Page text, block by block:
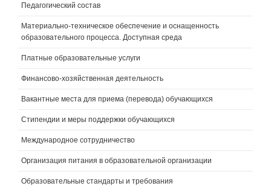
Педагогический состав
Материально-техническое обеспечение и оснащенность
образовательного процесса. Доступная среда
Платные образовательные услуги
Финансово-хозяйственная деятельность
Вакантные места для приема (перевода) обучающихся
Стипендии и меры поддержки обучающихся
Международное сотрудничество
Организация питания в образовательной организации
Образовательные стандарты и требования